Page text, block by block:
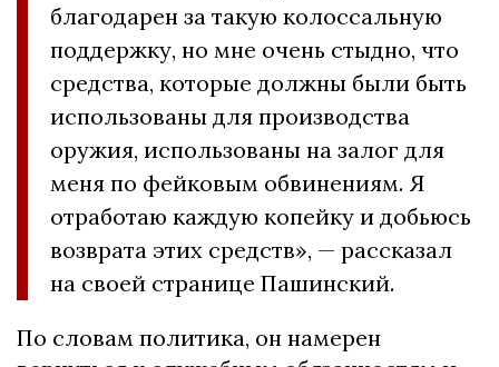
благодарен за такую колоссальную
поддержку, но мне очень стыдно, что
средства, которые должны были быть
использованы для производства
оружия, использованы на залог для
меня по фейковым обвинениям. Я
отработаю каждую копейку и добьюсь
возврата этих средств», — рассказал
на своей странице Пашинский.
По словам политика, он намерен